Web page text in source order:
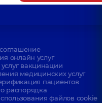
онлайн услуг
вакцинации
медицинских услуг
пациентов
распорядка
файлов cookie